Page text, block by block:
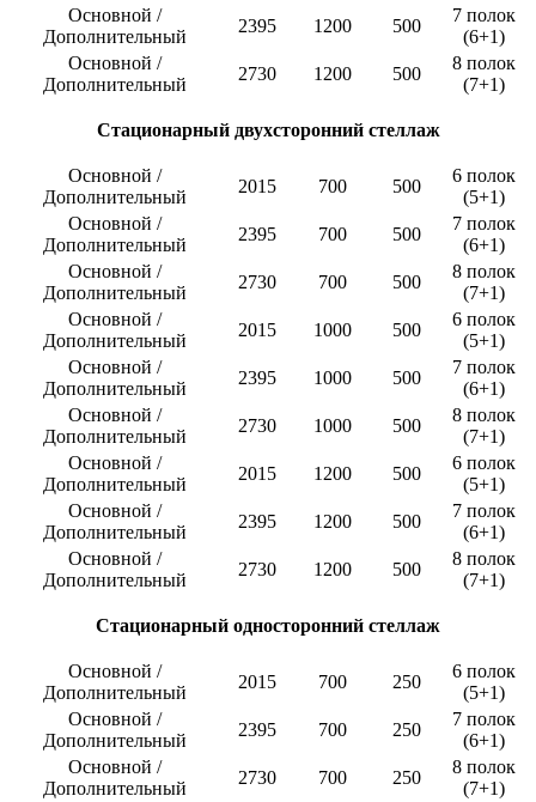
Основной /
Дополнительный
2395 1200 500
7 полок
(6+1)
Основной /
Дополнительный
2730 1200 500
8 полок
(7+1)
Стационарный двухсторонний стеллаж
Основной /
Дополнительный
2015 700 500
6 полок
(5+1)
Основной /
Дополнительный
2395 700 500
7 полок
(6+1)
Основной /
Дополнительный
2730 700 500
8 полок
(7+1)
Основной /
Дополнительный
2015 1000 500
6 полок
(5+1)
Основной /
Дополнительный
2395 1000 500
7 полок
(6+1)
Основной /
Дополнительный
2730 1000 500
8 полок
(7+1)
Основной /
Дополнительный
2015 1200 500
6 полок
(5+1)
Основной /
Дополнительный
2395 1200 500
7 полок
(6+1)
Основной /
Дополнительный
2730 1200 500
8 полок
(7+1)
Стационарный односторонний стеллаж
Основной /
Дополнительный
2015 700 250
6 полок
(5+1)
Основной /
Дополнительный
2395 700 250
7 полок
(6+1)
Основной /
Дополнительный
2730 700 250
8 полок
(7+1)